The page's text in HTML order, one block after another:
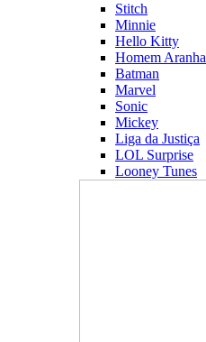
Stitch
Minnie
Hello Kitty
Homem Aranha
Batman
Marvel
Sonic
Mickey
Liga da Justiça
LOL Surprise
Looney Tunes